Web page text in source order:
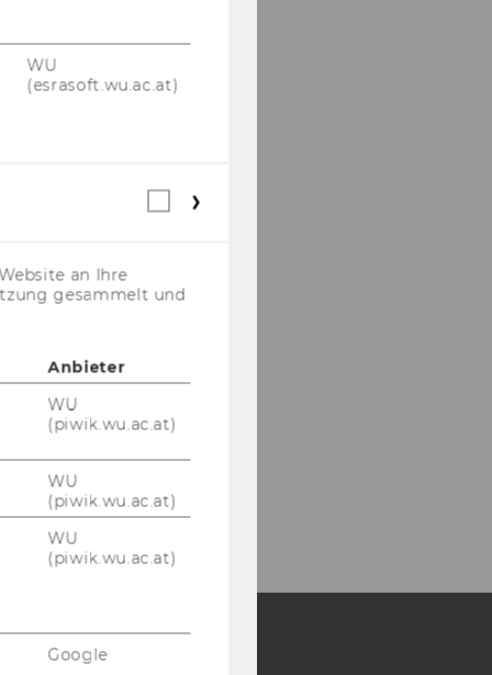
WU
(esrasoft.wu.ac.at)
Webstatistik
an Ihre
gesammelt und
Anbieter
WU
(piwik.wu.ac.at)
WU
(piwik.wu.ac.at)
WU
(piwik.wu.ac.at)
Google